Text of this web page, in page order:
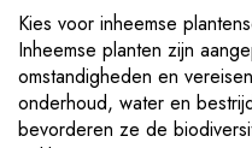
Kies voor inheemse
Inheemse planten zijn
omstandigheden en
onderhoud, water en
bevorderen ze de